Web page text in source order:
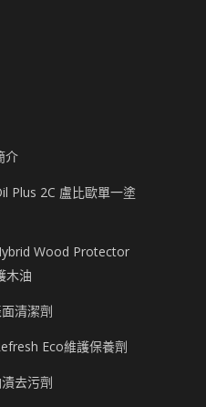
介
Plus 2C 盧比歐單一塗
Wood Protector
木油
清潔劑
Eco維護保養劑
去污劑